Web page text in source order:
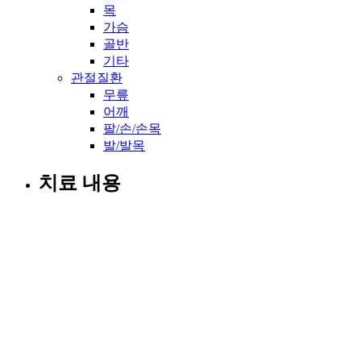
목
가슴
골반
기타
관절질환
무릎
어깨
팔/손/손목
발/발목
치료 내용